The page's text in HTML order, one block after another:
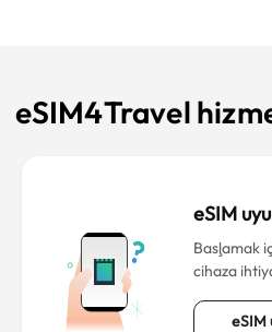
eSIM4Travel
eSIM
Başlamak
cihaza
eSIM